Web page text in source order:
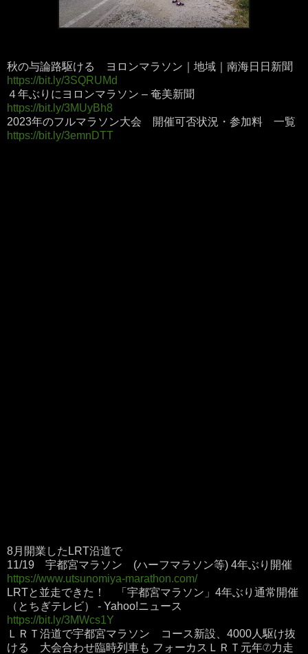
秋の与論路駆ける ヨロンマラソン｜地域｜南海日日新聞
https://bit.ly/3SQRUMd
４年ぶりにヨロンマラソン – 奄美新聞
https://bit.ly/3MUyBh8
2023年のフルマラソン大会 開催可否状況・参加料 一覧
https://bit.ly/3emnDTT
8月開業したLRT沿道で
11/19 宇都宮マラソン (ハーフマラソン等) 4年ぶり開催
https://www.utsunomiya-marathon.com/
LRTと並走できた！ 「宇都宮マラソン」4年ぶり通常開催
（とちぎテレビ） - Yahoo!ニュース
https://bit.ly/3MWcs1Y
ＬＲＴ沿道で宇都宮マラソン コース新設、4000人駆け抜
ける 大会合わせ臨時列車も フォーカスＬＲＴ元年⑦力走